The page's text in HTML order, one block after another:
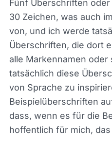
oder drei kombinieren
sagen, schreibe mir.
Fünf Überschriften
als 30 Zeichen, was
inspiriert von, und ich
aller Überschriften, die
wobei ich alle
Und es wird tatsächlich
verwenden, um die Art